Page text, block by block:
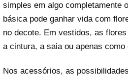
simples em algo completamente
básica pode ganhar vida com
no decote. Em vestidos, as
a cintura, a saia ou apenas como
Nos acessórios, as